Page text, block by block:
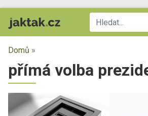
Domů »
přímá volba